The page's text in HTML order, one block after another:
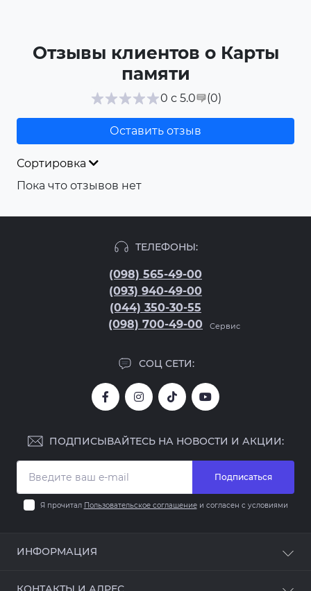
Отзывы клиентов о Карты
памяти
0 с 5.0 (0)
Оставить отзыв
Сортировка
Пока что отзывов нет
ТЕЛЕФОНЫ:
(098) 565-49-00
(093) 940-49-00
(044) 350-30-55
(098) 700-49-00
Сервис
СОЦ СЕТИ:
ПОДПИСЫВАЙТЕСЬ НА НОВОСТИ И АКЦИИ:
Подписаться
Я прочитал Пользовательское соглашениеи согласен с условиями
ИНФОРМАЦИЯ